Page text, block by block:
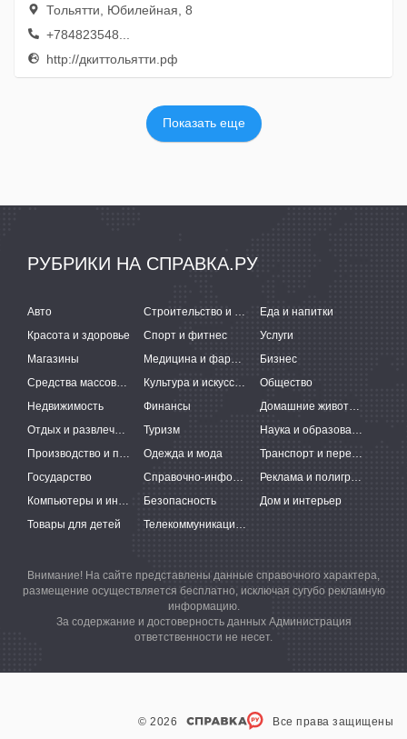
Тольятти, Юбилейная, 8
+784823548...
http://дкиттольятти.рф
Показать еще
РУБРИКИ НА СПРАВКА.РУ
Авто Строительство и ремонт
Еда и напитки
Красота и здоровье
Спорт и фитнес
Услуги
Магазины
Медицина и фармацевтика
Бизнес
Средства массовой информации
Культура и искусство
Общество
Недвижимость
Финансы
Домашние животные
Отдых и развлечения
Туризм
Наука и образование
Производство и поставки
Одежда и мода
Транспорт и перевозки
Государство
Справочно-информационные системы
Реклама и полиграфия
Компьютеры и интернет
Безопасность
Дом и интерьер
Товары для детей
Телекоммуникации и связь
Внимание! На сайте представлены данные справочного характера,
размещение осуществляется бесплатно, исключая сугубо рекламную
информацию.
За содержание и достоверность данных Администрация
ответственности не несет.
© 2026 Все права защищены